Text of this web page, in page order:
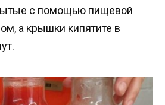
с помощью пищевой
а крышки кипятите в